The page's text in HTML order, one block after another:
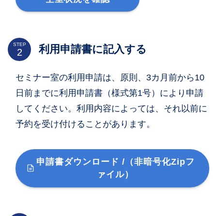
STEP 利用申請書に記入する
セミナー室の利用申請は、原則、3カ月前から10
日前までに利用申請書（様式第1号）により申請
してください。利用内容によっては、それ以前に
予約を受け付けることがあります。
申請書ダウンロード /（非暗号化Zipフ
ァイル）